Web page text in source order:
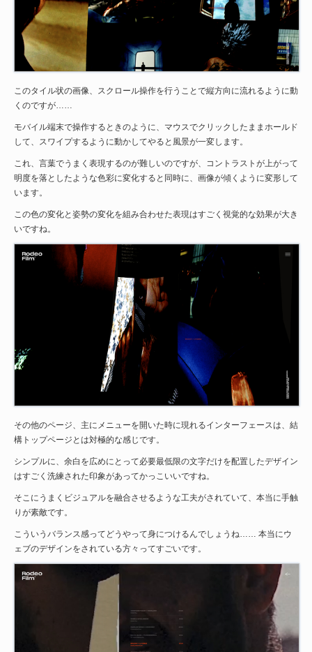
このタイル状の画像、スクロール操作を行うことで縦方向に流れるように動
くのですが……
モバイル端末で操作するときのように、マウスでクリックしたままホールド
して、スワイプするように動かしてやると風景が一変します。
これ、言葉でうまく表現するのが難しいのですが、コントラストが上がって
明度を落としたような色彩に変化すると同時に、画像が傾くように変形して
います。
この色の変化と姿勢の変化を組み合わせた表現はすごく視覚的な効果が大き
いですね。
その他のページ、主にメニューを開いた時に現れるインターフェースは、結
構トップページとは対極的な感じです。
シンプルに、余白を広めにとって必要最低限の文字だけを配置したデザイン
はすごく洗練された印象があってかっこいいですね。
そこにうまくビジュアルを融合させるような工夫がされていて、本当に手触
りが素敵です。
こういうバランス感ってどうやって身につけるんでしょうね…… 本当にウ
ェブのデザインをされている方々ってすごいです。